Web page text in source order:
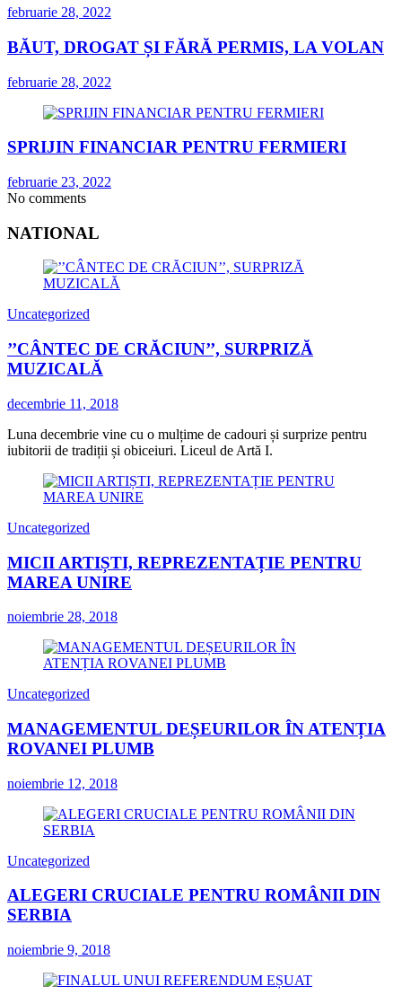
februarie 28, 2022
BĂUT, DROGAT ȘI FĂRĂ PERMIS, LA VOLAN
februarie 28, 2022
SPRIJIN FINANCIAR PENTRU FERMIERI
februarie 23, 2022
No comments
NATIONAL
Uncategorized
’’CÂNTEC DE CRĂCIUN’’, SURPRIZĂ
MUZICALĂ
decembrie 11, 2018
Luna decembrie vine cu o mulțime de cadouri și surprize pentru
iubitorii de tradiții și obiceiuri. Liceul de Artă I.
Uncategorized
MICII ARTIȘTI, REPREZENTAȚIE PENTRU
MAREA UNIRE
noiembrie 28, 2018
Uncategorized
MANAGEMENTUL DEȘEURILOR ÎN ATENȚIA
ROVANEI PLUMB
noiembrie 12, 2018
Uncategorized
ALEGERI CRUCIALE PENTRU ROMÂNII DIN
SERBIA
noiembrie 9, 2018